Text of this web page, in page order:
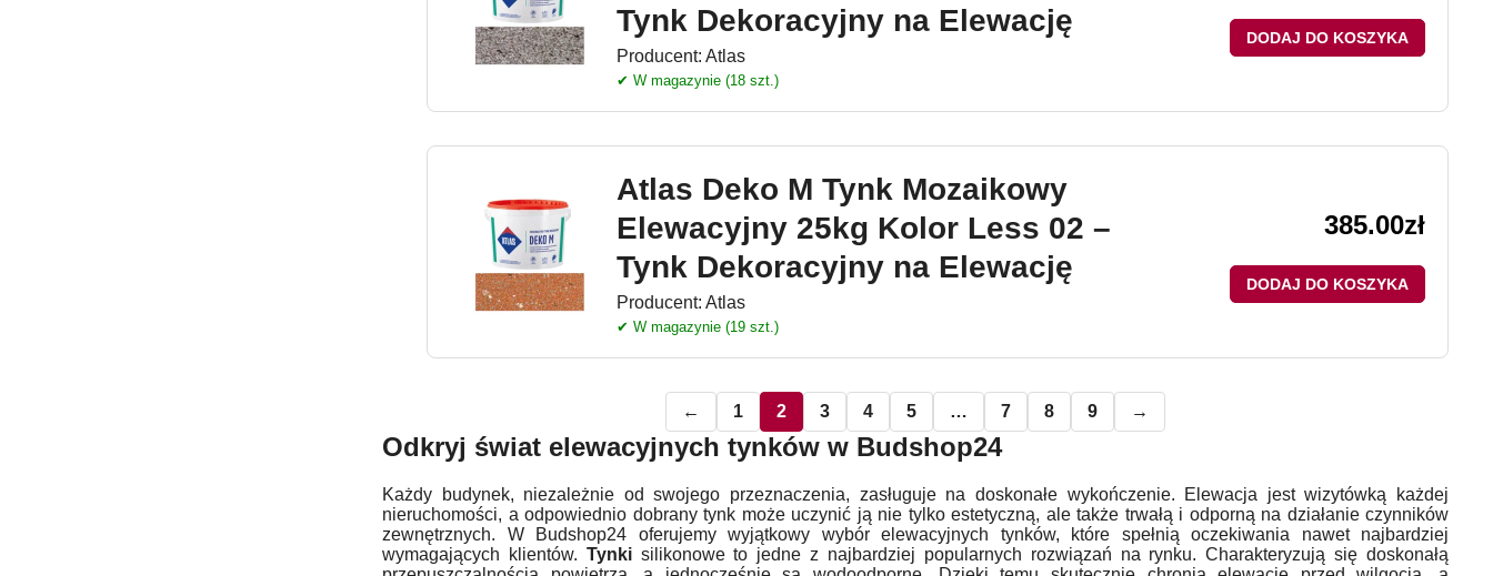
Tynk Dekoracyjny na Elewację
Producent: Atlas
✔ W magazynie (18 szt.)
DODAJ DO KOSZYKA
Atlas Deko M Tynk Mozaikowy
Elewacyjny 25kg Kolor Less 02 –
Tynk Dekoracyjny na Elewację
Producent: Atlas
✔ W magazynie (19 szt.)
385.00zł
DODAJ DO KOSZYKA
← 1 2 3 4 5 … 7 8 9 →
Odkryj świat elewacyjnych tynków w Budshop24
Każdy budynek, niezależnie od swojego przeznaczenia, zasługuje na doskonałe wykończenie. Elewacja jest wizytówką każdej
nieruchomości, a odpowiednio dobrany tynk może uczynić ją nie tylko estetyczną, ale także trwałą i odporną na działanie czynników
zewnętrznych. W Budshop24 oferujemy wyjątkowy wybór elewacyjnych tynków, które spełnią oczekiwania nawet najbardziej
wymagających klientów. Tynki silikonowe to jedne z najbardziej popularnych rozwiązań na rynku. Charakteryzują się doskonałą